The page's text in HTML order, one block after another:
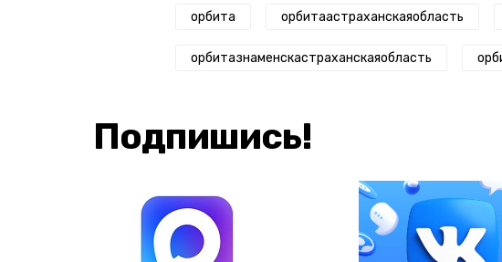
орбита орбитаастраханскаяобласть
орбитазнаменскастраханскаяобласть
Подпишись!